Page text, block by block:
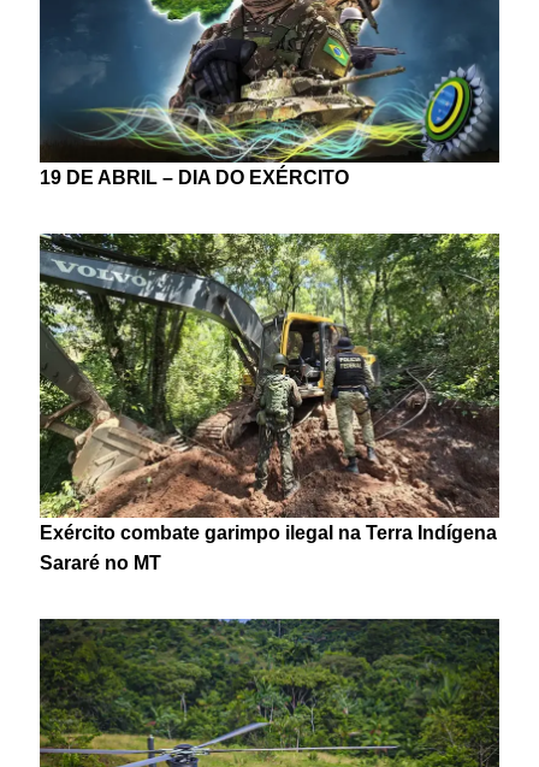
19 DE ABRIL – DIA DO EXÉRCITO
Exército combate garimpo ilegal na Terra Indígena
Sararé no MT